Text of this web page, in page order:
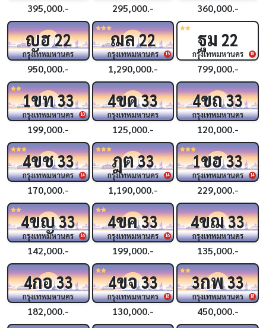
395,000.- 295,000.- 360,000.-
ญฮ22
กรุงเทพมหานคร
950,000.-
15
ฌล22
กรุงเทพมหานคร
1,290,000.-
18
ฐม 22
กรุงเทพมหานคร
799,000.-
10
1ขท33
กรุงเทพมหานคร
199,000.-
4ขด33
กรุงเทพมหานคร
125,000.-
4ขถ33
กรุงเทพมหานคร
120,000.-
14
4ขช33
กรุงเทพมหานคร
170,000.-
14
ฎต33
กรุงเทพมหานคร
1,190,000.-
14
1ขฮ33
กรุงเทพมหานคร
229,000.-
16
4ขญ33
กรุงเทพมหานคร
142,000.-
16
4ขค33
กรุงเทพมหานคร
199,000.-
4ขฌ33
กรุงเทพมหานคร
135,000.-
4กอ33
กรุงเทพมหานคร
182,000.-
18
4ขจ33
กรุงเทพมหานคร
130,000.-
18
3กพ33
กรุงเทพมหานคร
450,000.-